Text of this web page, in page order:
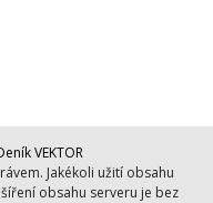
VEKTOR
Jakékoli užití obsahu
obsahu serveru je bez